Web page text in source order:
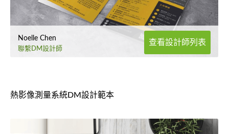
Noelle Chen
聯繫DM設計師
查看設計師列表
熱影像測量系統DM設計範本